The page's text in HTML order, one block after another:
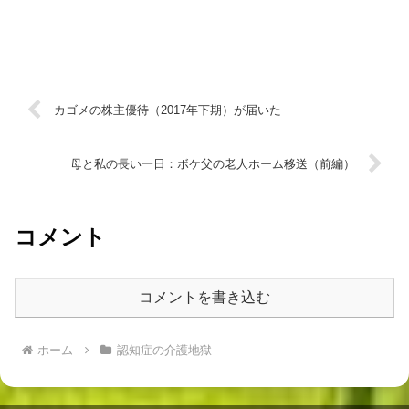
カゴメの株主優待（2017年下期）が届いた
母と私の長い一日：ボケ父の老人ホーム移送（前編）
コメント
コメントを書き込む
ホーム 認知症の介護地獄